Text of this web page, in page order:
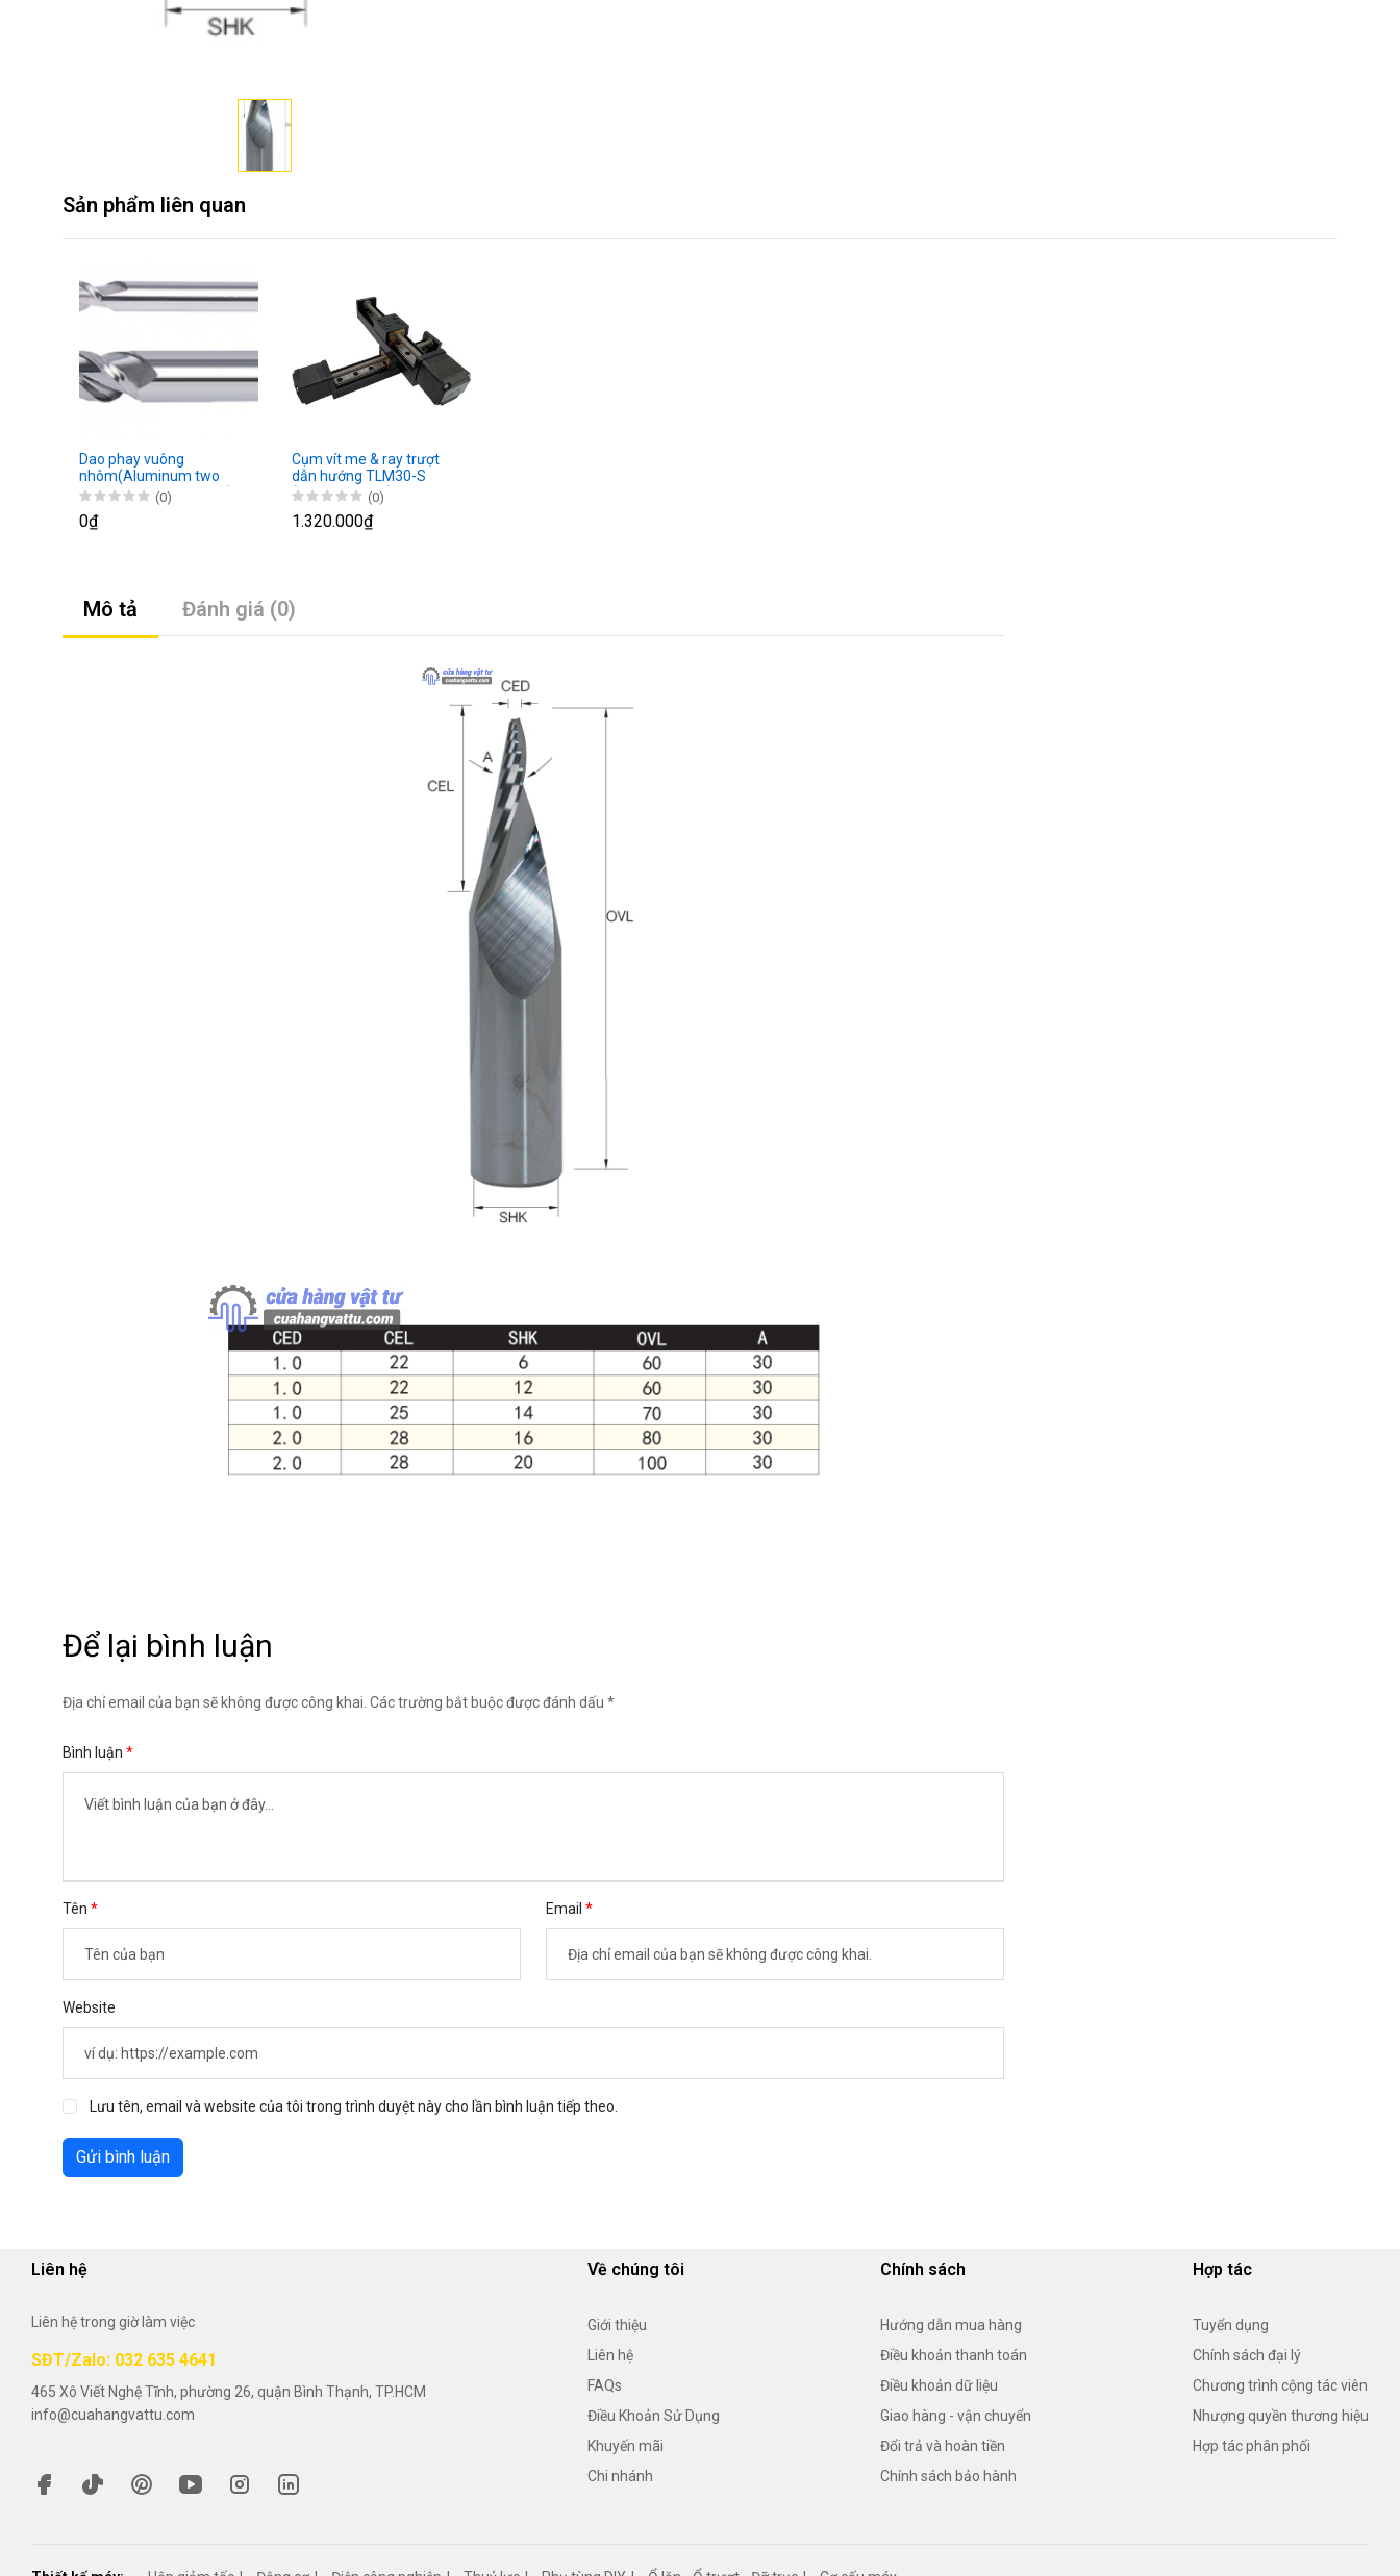
Sản phẩm liên quan
Dao phay vuông
nhôm(Aluminum two
flutes square end mills)
(0)
0₫
Cụm vít me & ray trượt
dẫn hướng TLM30-S
(Chính xác cao)
(0)
1.320.000₫
Mô tả Đánh giá (0)
Để lại bình luận
Địa chỉ email của bạn sẽ không được công khai. Các trường bắt buộc được đánh dấu *
Bình luận
Tên Email
Website
Lưu tên, email và website của tôi trong trình duyệt này cho lần bình luận tiếp theo.
Gửi bình luận
Liên hệ
Liên hệ trong giờ làm việc
SĐT/Zalo: 032 635 4641
465 Xô Viết Nghệ Tĩnh, phường 26, quận Bình Thạnh, TP.HCM
info@cuahangvattu.com
Về chúng tôi
Giới thiệu
Liên hệ
FAQs
Điều Khoản Sử Dụng
Khuyến mãi
Chi nhánh
Chính sách
Hướng dẫn mua hàng
Điều khoản thanh toán
Điều khoản dữ liệu
Giao hàng - vận chuyển
Đổi trả và hoàn tiền
Chính sách bảo hành
Hợp tác
Tuyển dụng
Chính sách đại lý
Chương trình cộng tác viên
Nhượng quyền thương hiệu
Hợp tác phân phối